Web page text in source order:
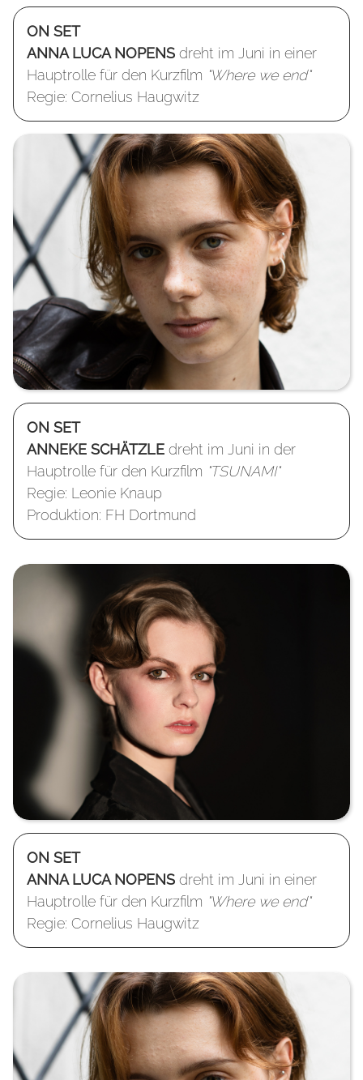
ON SET
ANNA LUCA NOPENS dreht im Juni in einer
Hauptrolle für den Kurzfilm "Where we end"
Regie: Cornelius Haugwitz
ON SET
ANNEKE SCHÄTZLE dreht im Juni in der
Hauptrolle für den Kurzfilm "TSUNAMI"
Regie: Leonie Knaup
Produktion: FH Dortmund
ON SET
ANNA LUCA NOPENS dreht im Juni in einer
Hauptrolle für den Kurzfilm "Where we end"
Regie: Cornelius Haugwitz